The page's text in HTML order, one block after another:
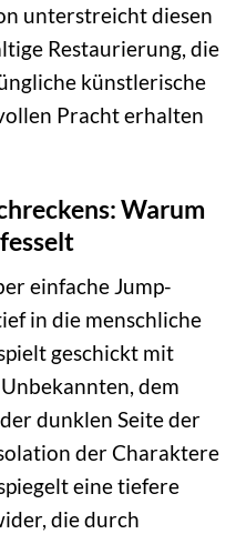
unterstreicht diesen
Restaurierung, die
künstlerische
Pracht erhalten
Warum
einfache Jump-
in die menschliche
geschickt mit
dem
dunklen Seite der
der Charaktere
eine tiefere
die durch